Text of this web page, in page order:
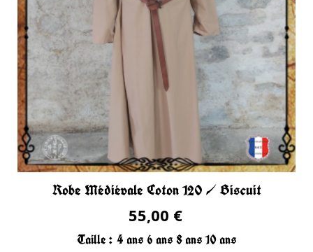
Robe Médiévale Coton 120 / Biscuit
55,00 €
Taille : 4 ans 6 ans 8 ans10 ans